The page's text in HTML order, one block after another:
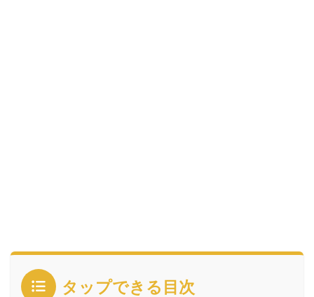
タップできる目次